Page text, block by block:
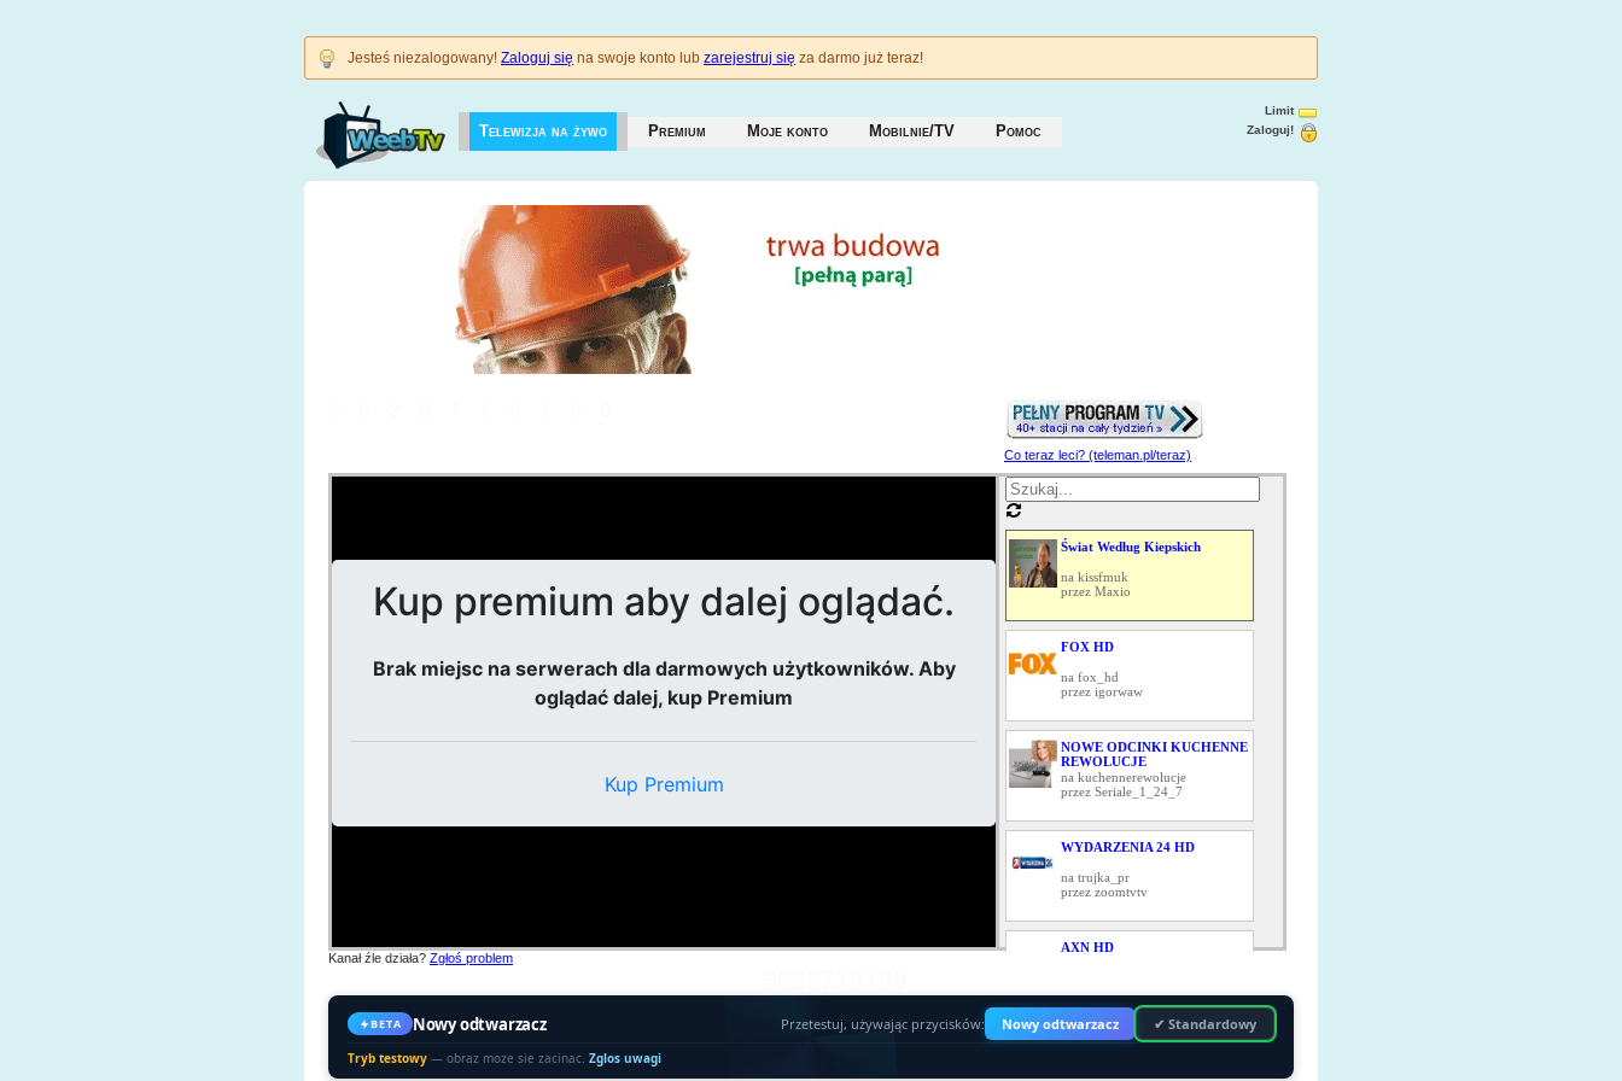
Jesteś niezalogowany! Zaloguj się na swoje konto lub zarejestruj się za darmo już teraz!
Telewizja na żywo Premium Moje konto Mobilnie/TV Pomoc
Limit
Zaloguj!
Co teraz leci? (teleman.pl/teraz)
Świat Według Kiepskich
na kissfmuk
przez Maxio
FOX HD
na fox_hd
przez igorwaw
NOWE ODCINKI KUCHENNE
REWOLUCJE
na kuchennerewolucje
przez Seriale_1_24_7
WYDARZENIA 24 HD
na trujka_pr
przez zoomtvtv
AXN HD
DR HOUSE - 8 SEZONÓW
na drhousemd24
Kanał źle działa? Zgłoś problem
BETA Nowy odtwarzacz Przetestuj, używając przycisków: Nowy odtwarzacz ✔ Standardowy
Tryb testowy — obraz moze sie zacinac. Zglos uwagi